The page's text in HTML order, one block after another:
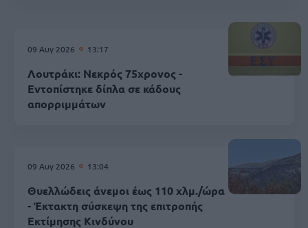
09 Αυγ 2026 13:17
Λουτράκι: Νεκρός 75χρονος -
Εντοπίστηκε δίπλα σε κάδους
απορριμμάτων
09 Αυγ 2026 13:04
Θυελλώδεις άνεμοι έως 110 χλμ./ώρα
- Έκτακτη σύσκεψη της επιτροπής
Εκτίμησης Κινδύνου